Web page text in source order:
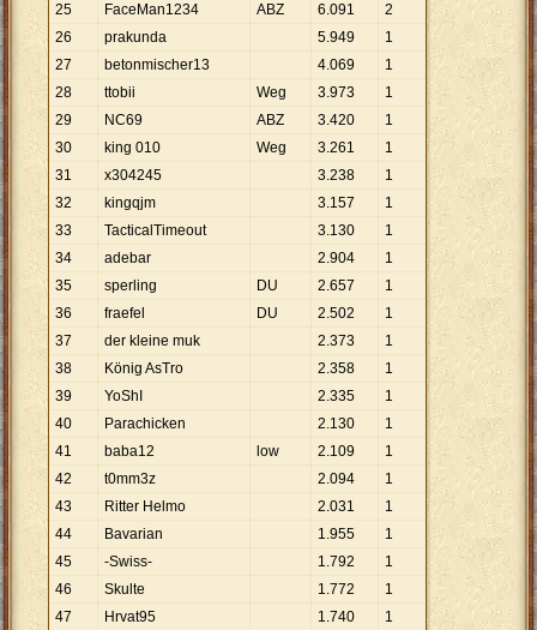
25
FaceMan1234 ABZ 6.091
2
26
prakunda 5.949
1
27
betonmischer13 4.069
1
28
ttobii Weg 3.973
1
29
NC69 ABZ 3.420
1
30
king 010 Weg 3.261
1
31
x304245 3.238
1
32
kingqjm 3.157
1
33
TacticalTimeout 3.130
1
34
adebar 2.904
1
35
sperling DU 2.657
1
36
fraefel DU 2.502
1
37
der kleine muk 2.373
1
38
König AsTro 2.358
1
39
YoShI 2.335
1
40
Parachicken 2.130
1
41
baba12 low 2.109
1
42
t0mm3z 2.094
1
43
Ritter Helmo 2.031
1
44
Bavarian 1.955
1
45
-Swiss- 1.792
1
46
Skulte 1.772
1
47
Hrvat95 1.740 1